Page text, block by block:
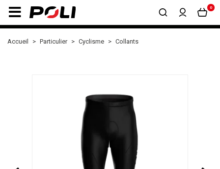
0
Accueil Particulier Cyclisme Collants